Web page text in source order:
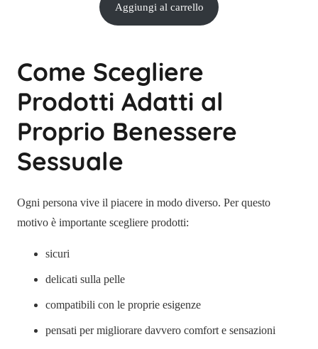
originale
era:
attuale
è:
Aggiungi al carrello
Come Scegliere
Prodotti Adatti al
Proprio Benessere
Sessuale
Ogni persona vive il piacere in modo diverso. Per questo
motivo è importante scegliere prodotti:
sicuri
delicati sulla pelle
compatibili con le proprie esigenze
pensati per migliorare davvero comfort e sensazioni